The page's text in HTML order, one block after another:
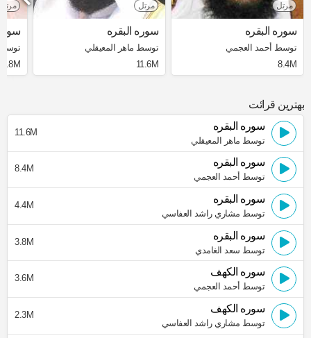
مرتل
سوره البقره
توسط أحمد العجمي
8.4M
مرتل
سوره البقره
توسط ماهر المعيقلي
11.6M
مرتل
3.8M
بهترین قرائت
سوره البقره
توسط ماهر المعيقلي
11.6M
سوره البقره
توسط أحمد العجمي
8.4M
سوره البقره
توسط مشاري راشد العفاسي
4.4M
سوره البقره
توسط سعد الغامدي
3.8M
سوره الكهف
توسط أحمد العجمي
3.6M
سوره الكهف
توسط مشاري راشد العفاسي
2.3M